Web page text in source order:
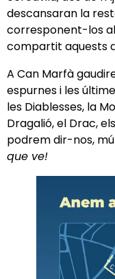
descansaran la
corresponent-los
compartit aquests
A Can Marfà
espurnes i les
les Diablesses, la
Dragalió, el Drac,
podrem dir-nos,
que ve!